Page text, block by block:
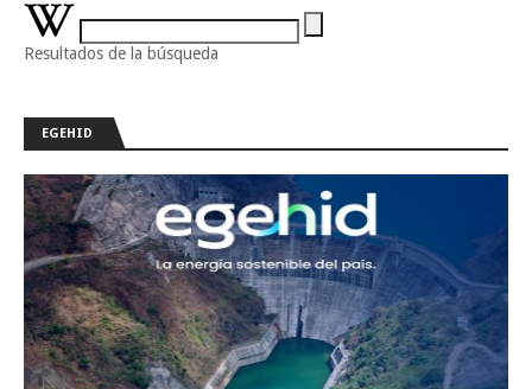
Resultados de la búsqueda
EGEHID